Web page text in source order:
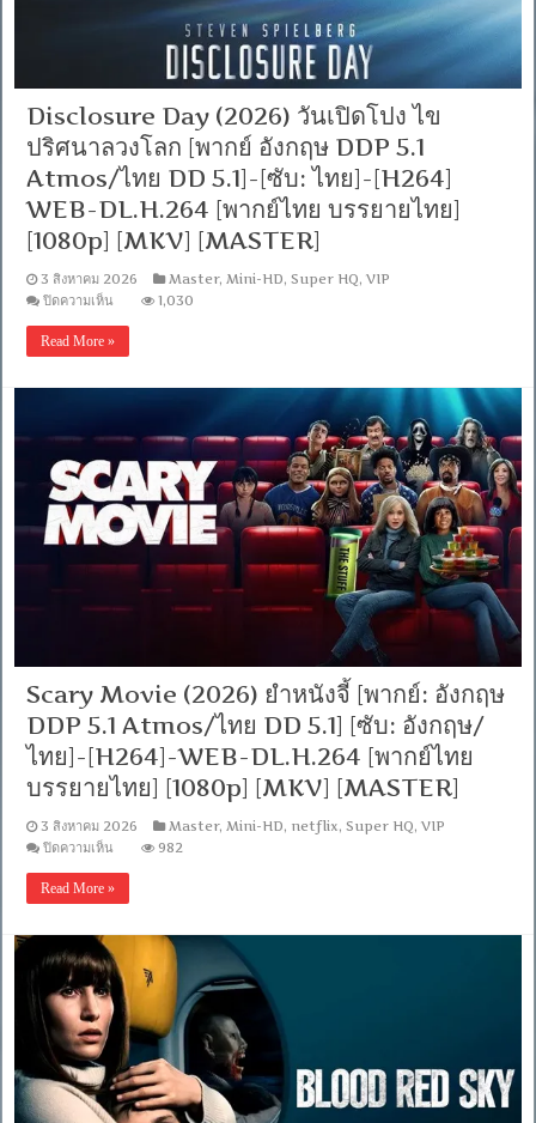
2.0]
[บรรยาย:
อังกฤษ
Master]
[1080p]
[MKV]
[MASTER]
Disclosure Day (2026) วันเปิดโปง ไข
ปริศนาลวงโลก [พากย์ อังกฤษ DDP 5.1
Atmos/ไทย DD 5.1]-[ซับ: ไทย]-[H264]
WEB-DL.H.264 [พากย์ไทย บรรยายไทย]
[1080p] [MKV] [MASTER]
3 สิงหาคม 2026 Master,Mini-HD,Super HQ,VIP
ปิดความเห็นบน
(2026)
เปิดโปง
ปริศนา
ลวง
โลก
[พากย์
อังกฤษ
DDP
Atmos/
DD
ไทย]-
[H264]
WEB-
DL.H.264
ไทย
บรรยาย
[1080p]
[MKV]
1,030
Read More »
Scary Movie (2026) ยำหนังจี้ [พากย์: อังกฤษ
DDP 5.1 Atmos/ไทย DD 5.1] [ซับ: อังกฤษ/
ไทย]-[H264]-WEB-DL.H.264 [พากย์ไทย
บรรยายไทย] [1080p] [MKV] [MASTER]
3 สิงหาคม 2026 Master,Mini-HD, netflix,Super HQ,VIP
ปิดความเห็นบน
(2026)
หนัง
จี้
[พากย์:
อังกฤษ
DDP
5.1
Atmos/
ไทย
DD
5.1]
982
Read More »